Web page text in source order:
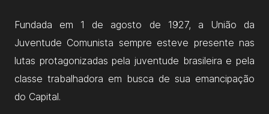
Fundada em 1 de agosto de 1927, a União da
Juventude Comunista sempre esteve presente nas
lutas protagonizadas pela juventude brasileira e pela
classe trabalhadora em busca de sua emancipação
do Capital.